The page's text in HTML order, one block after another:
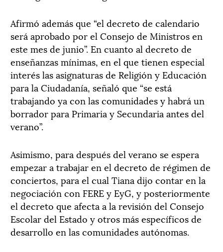
Afirmó además que “el decreto de calendario
será aprobado por el Consejo de Ministros en
este mes de junio”. En cuanto al decreto de
enseñanzas mínimas, en el que tienen especial
interés las asignaturas de Religión y Educación
para la Ciudadanía, señaló que “se está
trabajando ya con las comunidades y habrá un
borrador para Primaria y Secundaria antes del
verano”.
Asimismo, para después del verano se espera
empezar a trabajar en el decreto de régimen de
conciertos, para el cual Tiana dijo contar en la
negociación con FERE y EyG, y posteriormente
el decreto que afecta a la revisión del Consejo
Escolar del Estado y otros más específicos de
desarrollo en las comunidades autónomas.